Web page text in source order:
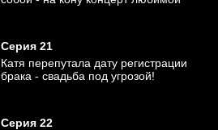
Серия 21
Катя перепутала дату регистрации
брака - свадьба под угрозой!
Серия 22